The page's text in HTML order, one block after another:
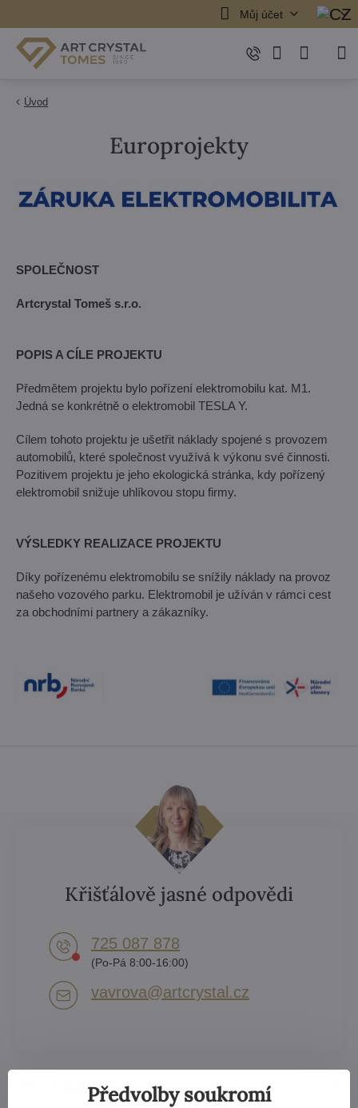
Můj účet
Úvod
Europrojekty
SPOLEČNOST
Artcrystal Tomeš s.r.o.
POPIS A CÍLE PROJEKTU
Předmětem projektu bylo pořízení elektromobilu kat. M1.
Jedná se konkrétně o elektromobil TESLA Y.
Cílem tohoto projektu je ušetřit náklady spojené s provozem
automobilů, které společnost využívá k výkonu své činnosti.
Pozitivem projektu je jeho ekologická stránka, kdy pořízený
elektromobil snižuje uhlíkovou stopu firmy.
VÝSLEDKY REALIZACE PROJEKTU
Díky pořízenému elektromobilu se snížily náklady na provoz
našeho vozového parku. Elektromobil je užíván v rámci cest
za obchodními partnery a zákazníky.
Vše o nákupu
Křišťálově jasné odpovědi
725 087 878​
(Po-Pá 8:00-16:00)
vavrova​@artcrystal​.cz
Předvolby soukromí